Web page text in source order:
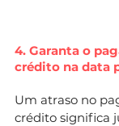
4. Garanta o
crédito na data
Um atraso no
crédito significa